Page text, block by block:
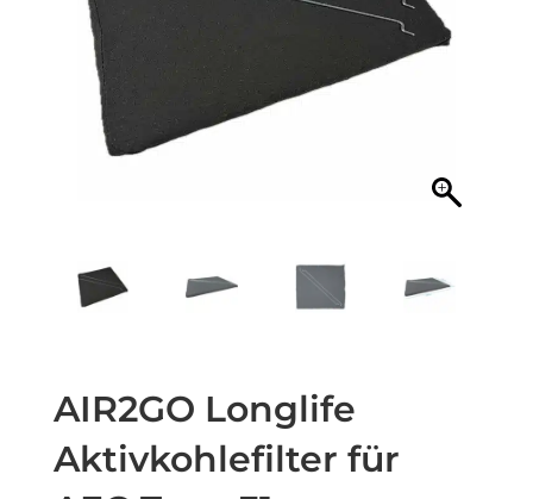
AIR2GO Longlife
Aktivkohlefilter für